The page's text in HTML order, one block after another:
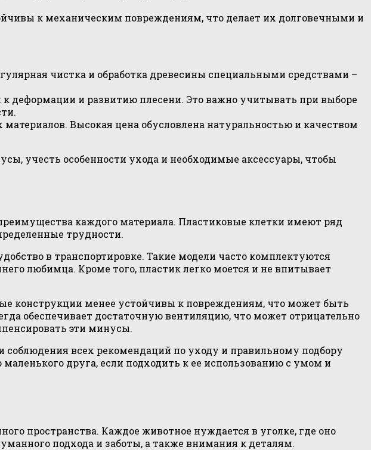
к механическим повреждениям, что делает их долговечными и
чистка и обработка древесины специальными средствами –
деформации и развитию плесени. Это важно учитывать при выборе
Высокая цена обусловлена натуральностью и качеством
учесть особенности ухода и необходимые аксессуары, чтобы
каждого материала. Пластиковые клетки имеют ряд
трудности.
в транспортировке. Такие модели часто комплектуются
любимца. Кроме того, пластик легко моется и не впитывает
конструкции менее устойчивы к повреждениям, что может быть
обеспечивает достаточную вентиляцию, что может отрицательно
эти минусы.
всех рекомендаций по уходу и правильному подбору
друга, если подходить к ее использованию с умом и
пространства. Каждое животное нуждается в уголке, где оно
подхода и заботы, а также внимания к деталям.